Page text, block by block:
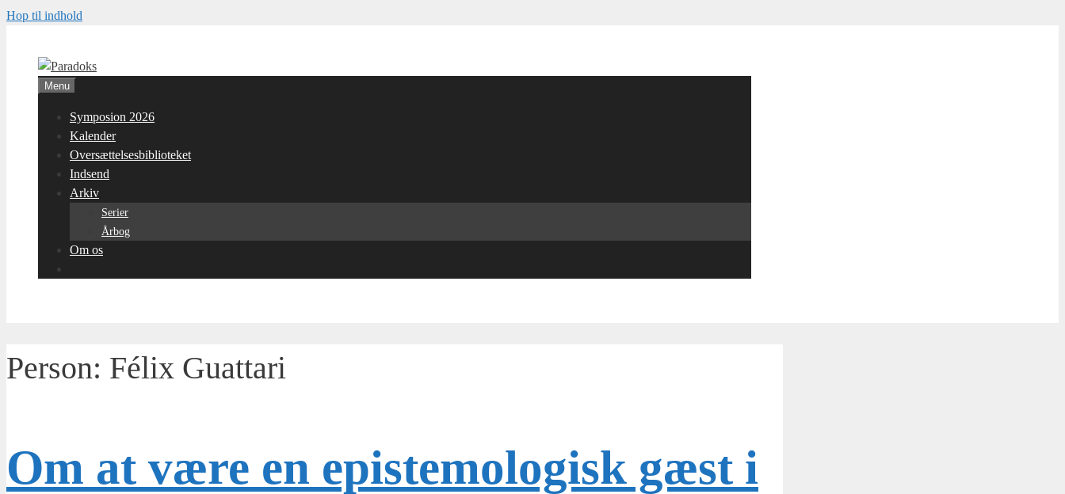
Hop til indhold
Menu
Symposion 2026
Kalender
Oversættelsesbiblioteket
Indsend
Arkiv
Serier
Årbog
Om os
Person: Félix Guattari
Om at være en epistemologisk gæst i